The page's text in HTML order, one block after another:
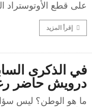
على قطع
إقرأ المزيد
في الذكرى
درويش حاضر
ما هو الوطن؟ ليس